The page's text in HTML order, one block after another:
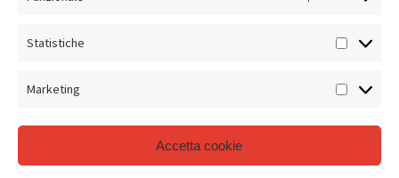
Statistiche
Marketing
Accetta cookie